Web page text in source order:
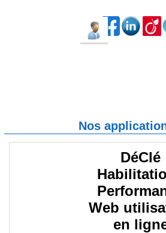
Les
Les livresDéClé
Web
en
Nos